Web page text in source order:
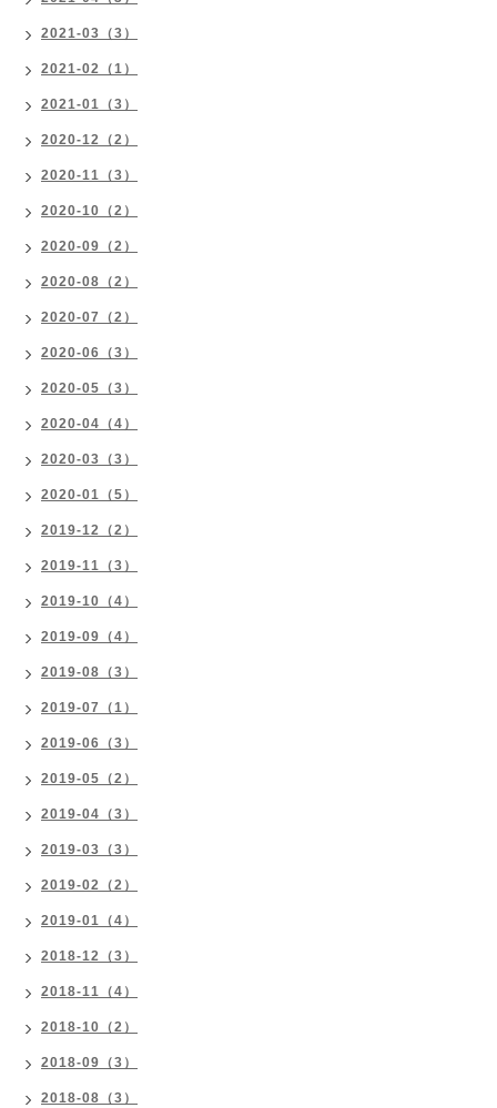
2021-03（3）
2021-02（1）
2021-01（3）
2020-12（2）
2020-11（3）
2020-10（2）
2020-09（2）
2020-08（2）
2020-07（2）
2020-06（3）
2020-05（3）
2020-04（4）
2020-03（3）
2020-01（5）
2019-12（2）
2019-11（3）
2019-10（4）
2019-09（4）
2019-08（3）
2019-07（1）
2019-06（3）
2019-05（2）
2019-04（3）
2019-03（3）
2019-02（2）
2019-01（4）
2018-12（3）
2018-11（4）
2018-10（2）
2018-09（3）
2018-08（3）